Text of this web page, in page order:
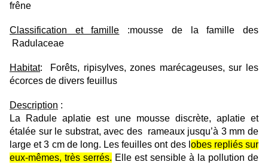
frêne
Classification et famille :mousse de la famille des
Radulaceae
Habitat: Forêts, ripisylves, zones marécageuses, sur les
écorces de divers feuillus
Description :
La Radule aplatie est une mousse discrète, aplatie et
étalée sur le substrat, avec des rameaux jusqu’à 3 mm de
large et 3 cm de long. Les feuilles ont des l obes repliés sur
eux-mêmes, très serrés. Elle est sensible à la pollution de